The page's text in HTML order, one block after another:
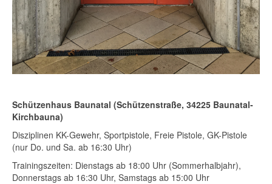
Schützenhaus Baunatal (Schützenstraße, 34225 Baunatal-
Kirchbauna)
Disziplinen KK-Gewehr, Sportpistole, Freie Pistole, GK-Pistole
(nur Do. und Sa. ab 16:30 Uhr)
Trainingszeiten: Dienstags ab 18:00 Uhr (Sommerhalbjahr),
Donnerstags ab 16:30 Uhr, Samstags ab 15:00 Uhr